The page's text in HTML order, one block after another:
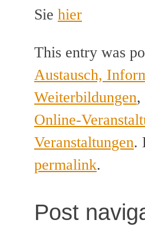
Sie hier
This entry was
Austausch,
Weiterbildungen,
Online-
Veranstaltungen.
permalink.
Post